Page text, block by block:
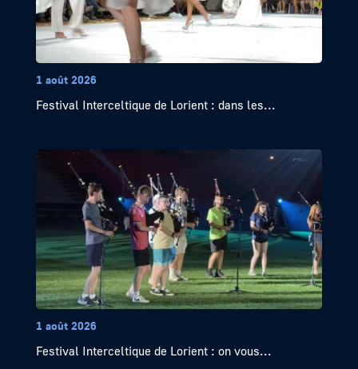
1 août 2026
Festival Interceltique de Lorient : dans les...
1 août 2026
Festival Interceltique de Lorient : on vous...